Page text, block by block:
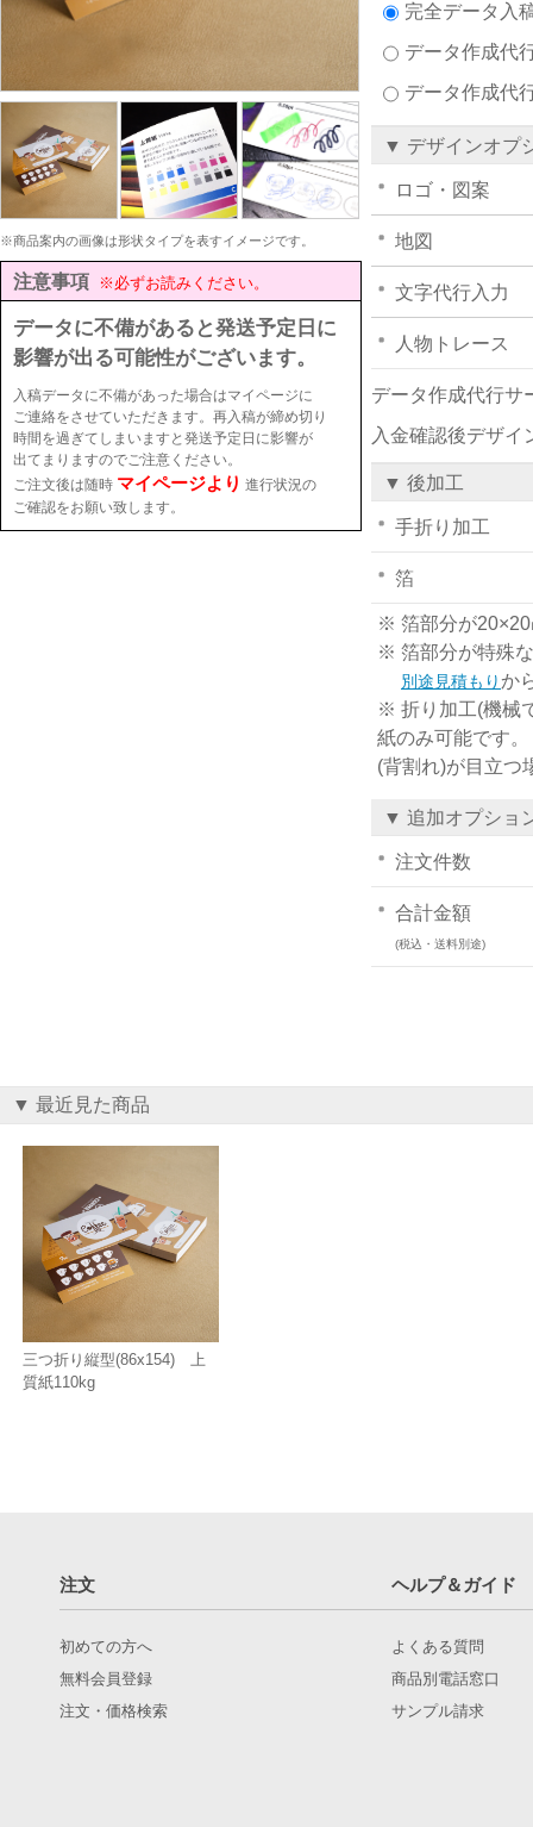
※商品案内の画像は形状タイプを表すイメージです。
注意事項 ※必ずお読みください。
データに不備があると発送予定日に
影響が出る可能性がございます。
入稿データに不備があった場合はマイページに
ご連絡をさせていただきます。再入稿が締め切り
時間を過ぎてしまいますと発送予定日に影響が
出てまりますのでご注意ください。
ご注文後は随時 マイページより 進行状況の
ご確認をお願い致します。
完全データ入
データ作成代
データ作成代
▼ デザインオプ
ロゴ・図案
地図
文字代行入力
人物トレース
データ作成代行サ
入金確認後デザイ
▼ 後加工
手折り加工
箔
※ 箔部分が20×20
※ 箔部分が特殊
別途見積もりか
※ 折り加工(機械
紙のみ可能です
(背割れ)が目立つ
▼ 追加オプショ
注文件数
合計金額
(税込・送料別途)
▼ 最近見た商品
三つ折り縦型(86x154) 上
質紙110kg
注文 ヘルプ＆ガイド
初めての方へ
無料会員登録
注文・価格検索
よくある質問
商品別電話窓口
サンプル請求